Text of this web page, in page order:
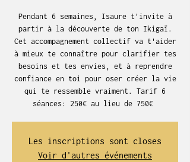
Pendant 6 semaines, Isaure t'invite à
partir à la découverte de ton Ikigaï.
Cet accompagnement collectif va t'aider
à mieux te connaître pour clarifier tes
besoins et tes envies, et à reprendre
confiance en toi pour oser créer la vie
qui te ressemble vraiment. Tarif 6
séances: 250€ au lieu de 750€
Les inscriptions sont closes
Voir d'autres événements